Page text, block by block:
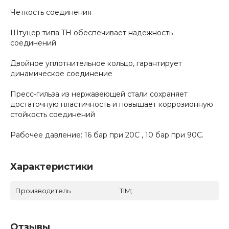
Четкость соединения
Штуцер типа TH обеспечивает надежность
соединений
Двойное уплотнительное кольцо, гарантирует
динамическое соединение
Пресс-гильза из нержавеющей стали сохраняет
достаточную пластичность и повышает коррозионную
стойкость соединений
Рабочее давление: 16 бар при 20С , 10 бар при 90С.
Характеристики
Производитель TIM;